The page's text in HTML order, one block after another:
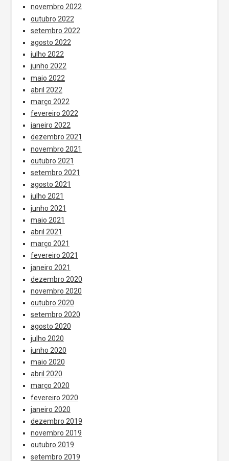
novembro 2022
outubro 2022
setembro 2022
agosto 2022
julho 2022
junho 2022
maio 2022
abril 2022
março 2022
fevereiro 2022
janeiro 2022
dezembro 2021
novembro 2021
outubro 2021
setembro 2021
agosto 2021
julho 2021
junho 2021
maio 2021
abril 2021
março 2021
fevereiro 2021
janeiro 2021
dezembro 2020
novembro 2020
outubro 2020
setembro 2020
agosto 2020
julho 2020
junho 2020
maio 2020
abril 2020
março 2020
fevereiro 2020
janeiro 2020
dezembro 2019
novembro 2019
outubro 2019
setembro 2019